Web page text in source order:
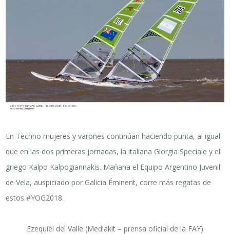
En Techno mujeres y varones continúan haciendo punta, al igual
que en las dos primeras jornadas, la italiana Giorgia Speciale y el
griego Kalpo Kalpogiannakis. Mañana el Equipo Argentino Juvenil
de Vela, auspiciado por Galicia Éminent, corre más regatas de
estos #YOG2018.
Ezequiel del Valle (Mediakit – prensa oficial de la FAY)